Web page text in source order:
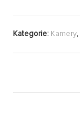
Kategorie: Kamery,